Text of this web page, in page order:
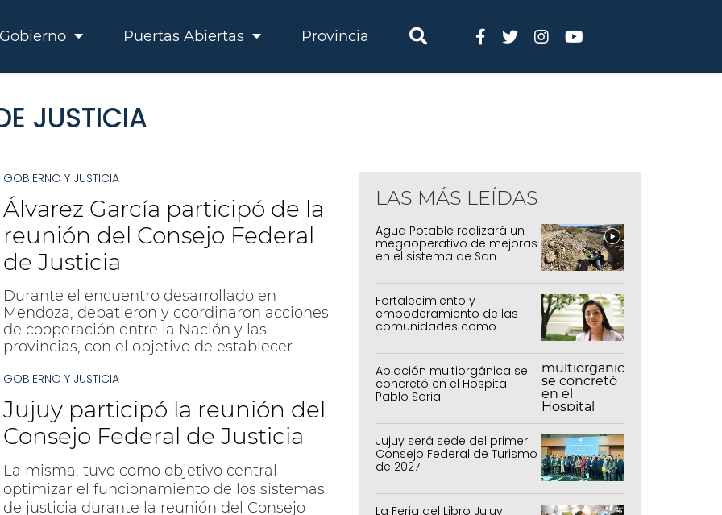
Gobierno Puertas Abiertas Provincia
JUSTICIA
GOBIERNO Y JUSTICIA
Álvarez García participó de la
reunión del Consejo Federal
de Justicia
Durante el encuentro desarrollado en
Mendoza, debatieron y coordinaron acciones
de cooperación entre la Nación y las
provincias, con el objetivo de establecer
penitenciaria.
GOBIERNO Y JUSTICIA
Jujuy participó la reunión del
Consejo Federal de Justicia
La misma, tuvo como objetivo central
optimizar el funcionamiento de los sistemas
de justicia durante la reunión del Consejo
LAS MÁS LEÍDAS
Agua Potable realizará un
megaoperativo de mejoras
en el sistema de San
Fortalecimiento y
empoderamiento de las
comunidades como
Ablación multiorgánica se
concretó en el Hospital
Pablo Soria
Jujuy será sede del primer
Consejo Federal de Turismo
de 2027
La Feria del Libro Jujuy